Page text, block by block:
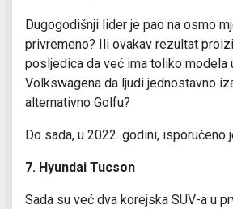
Dugogodišnji lider je pao na osmo
privremeno? Ili ovakav rezultat
posljedica da već ima toliko modela
Volkswagena da ljudi jednostavno
alternativno Golfu?
Do sada, u 2022. godini, isporučeno
7. Hyundai Tucson
Sada su već dva korejska SUV-a u